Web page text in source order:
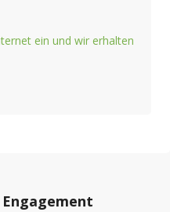
ein und wir erhalten
Engagement